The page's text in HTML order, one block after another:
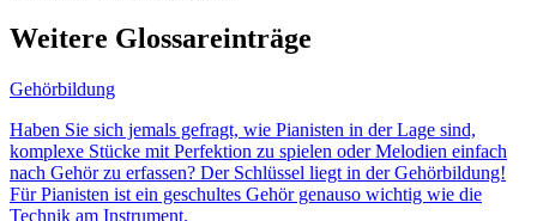
Weitere Glossareinträge
Gehörbildung
Haben Sie sich jemals gefragt, wie Pianisten in der Lage sind,
komplexe Stücke mit Perfektion zu spielen oder Melodien einfach
nach Gehör zu erfassen? Der Schlüssel liegt in der Gehörbildung!
Für Pianisten ist ein geschultes Gehör genauso wichtig wie die
Technik am Instrument.